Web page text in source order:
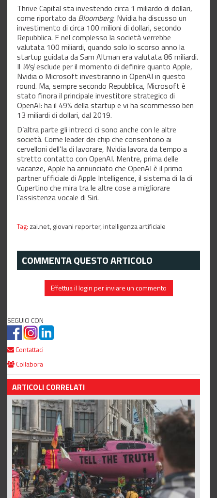
Thrive Capital sta investendo circa 1 miliardo di dollari,
come riportato da Bloomberg. Nvidia ha discusso un
investimento di circa 100 milioni di dollari, secondo
Repubblica. E nel complesso la società verrebbe
valutata 100 miliardi, quando solo lo scorso anno la
startup guidata da Sam Altman era valutata 86 miliardi.
Il Wsjesclude per il momento di definire quanto Apple,
Nvidia o Microsoft investiranno in OpenAI in questo
round. Ma, sempre secondo Repubblica, Microsoft è
stato finora il principale investitore strategico di
OpenAI: ha il 49% della startup e vi ha scommesso ben
13 miliardi di dollari, dal 2019.
D’altra parte gli intrecci ci sono anche con le altre
società. Come leader dei chip che consentono ai
cervelloni dell’Ia di lavorare, Nvidia lavora da tempo a
stretto contatto con OpenAI. Mentre, prima delle
vacanze, Apple ha annunciato che OpenAI è il primo
partner ufficiale di Apple Intelligence, il sistema di Ia di
Cupertino che mira tra le altre cose a migliorare
l’assistenza vocale di Siri.
Tag: zai.net,giovani reporter,intelligenza artificiale
COMMENTA QUESTO ARTICOLO
Effettua il login per inviare un commento
SEGUICI CON
Contattaci
Collabora
ARTICOLI CORRELATI